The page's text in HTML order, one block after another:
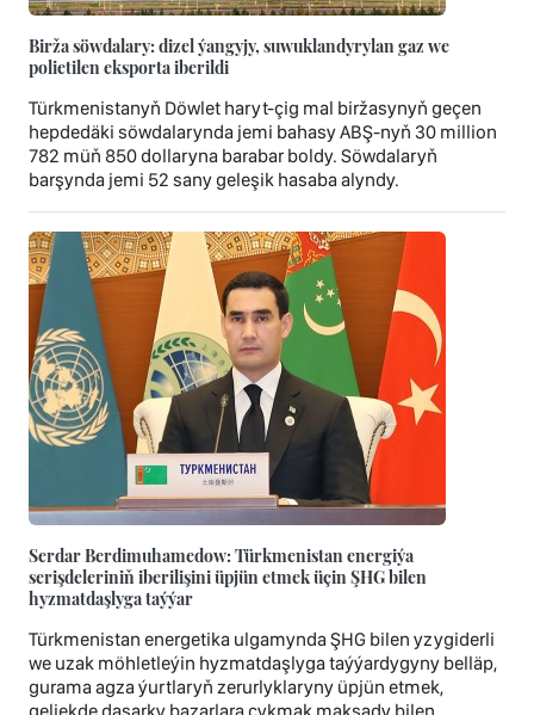
Birža söwdalary: dizel ýangyjy, suwuklandyrylan gaz we
polietilen eksporta iberildi
Türkmenistanyň Döwlet haryt-çig mal biržasynyň geçen
hepdedäki söwdalarynda jemi bahasy ABŞ-nyň 30 million
782 müň 850 dollaryna barabar boldy. Söwdalaryň
barşynda jemi 52 sany geleşik hasaba alyndy.
Serdar Berdimuhamedow: Türkmenistan energiýa
serişdeleriniň iberilişini üpjün etmek üçin ŞHG bilen
hyzmatdaşlyga taýýar
Türkmenistan energetika ulgamynda ŞHG bilen yzygiderli
we uzak möhletleýin hyzmatdaşlyga taýýardygyny belläp,
gurama agza ýurtlaryň zerurlyklaryny üpjün etmek,
geljekde daşarky bazarlara çykmak maksady bilen,